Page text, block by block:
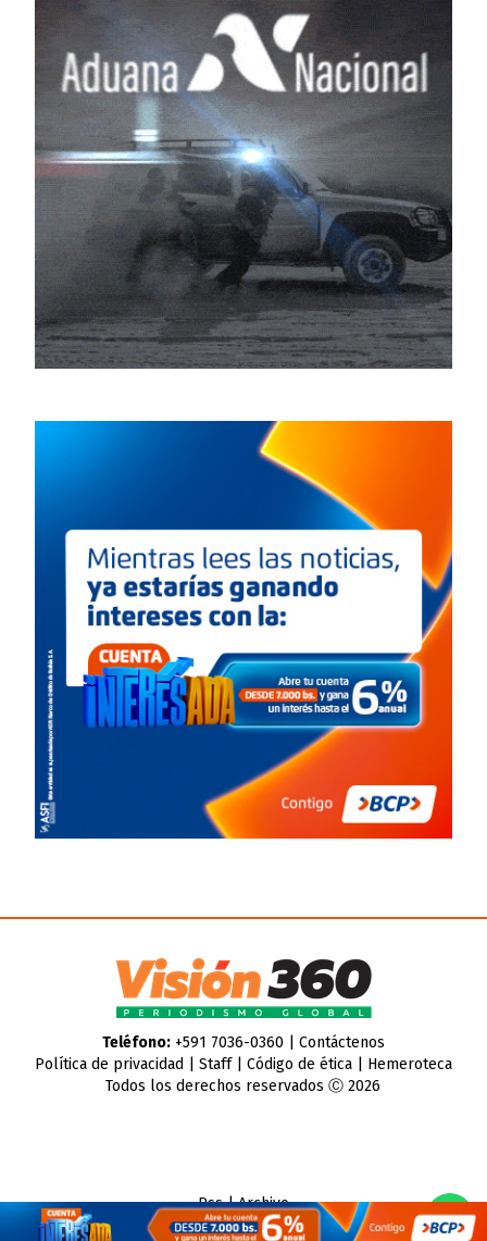
Teléfono:+591 7036-0360 | Contáctenos
Política de privacidad
Staff| Código de ética| Hemeroteca
Todos los derechos reservados Ⓒ 2026
Rss|Archivo
CMS para mediosbyTroop